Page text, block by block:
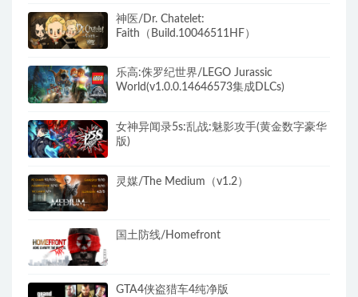
神医/Dr. Chatelet:
Faith（Build.10046511HF）
乐高:侏罗纪世界/LEGO Jurassic
World(v1.0.0.14646573集成DLCs)
女神异闻录5s:乱战:魅影攻手(黄金数字豪华
版)
灵媒/The Medium（v1.2）
国土防线/Homefront
GTA4侠盗猎车4纯净版